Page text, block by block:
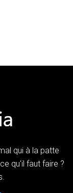
qui à la patte
qu'il faut faire ?